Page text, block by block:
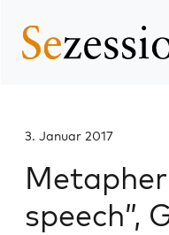
3. Januar 2017
speech”,